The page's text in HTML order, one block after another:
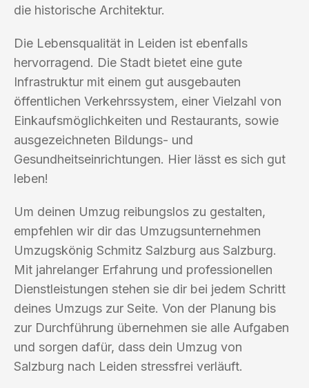
die historische Architektur.
Die Lebensqualität in Leiden ist ebenfalls
hervorragend. Die Stadt bietet eine gute
Infrastruktur mit einem gut ausgebauten
öffentlichen Verkehrssystem, einer Vielzahl von
Einkaufsmöglichkeiten und Restaurants, sowie
ausgezeichneten Bildungs- und
Gesundheitseinrichtungen. Hier lässt es sich gut
leben!
Um deinen Umzug reibungslos zu gestalten,
empfehlen wir dir das Umzugsunternehmen
Umzugskönig Schmitz Salzburg aus Salzburg.
Mit jahrelanger Erfahrung und professionellen
Dienstleistungen stehen sie dir bei jedem Schritt
deines Umzugs zur Seite. Von der Planung bis
zur Durchführung übernehmen sie alle Aufgaben
und sorgen dafür, dass dein Umzug von
Salzburg nach Leiden stressfrei verläuft.